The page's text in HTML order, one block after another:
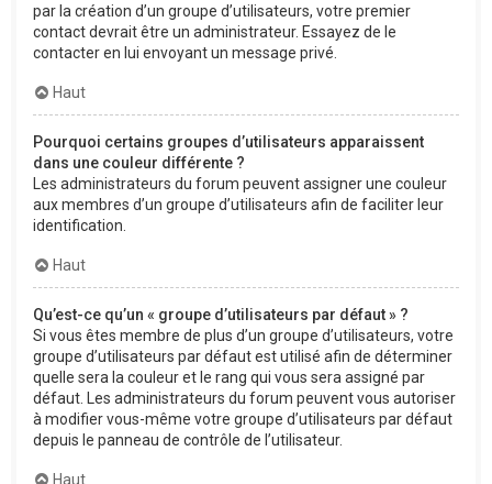
par la création d’un groupe d’utilisateurs, votre premier
contact devrait être un administrateur. Essayez de le
contacter en lui envoyant un message privé.
Haut
Pourquoi certains groupes d’utilisateurs apparaissent
dans une couleur différente ?
Les administrateurs du forum peuvent assigner une couleur
aux membres d’un groupe d’utilisateurs afin de faciliter leur
identification.
Haut
Qu’est-ce qu’un « groupe d’utilisateurs par défaut » ?
Si vous êtes membre de plus d’un groupe d’utilisateurs, votre
groupe d’utilisateurs par défaut est utilisé afin de déterminer
quelle sera la couleur et le rang qui vous sera assigné par
défaut. Les administrateurs du forum peuvent vous autoriser
à modifier vous-même votre groupe d’utilisateurs par défaut
depuis le panneau de contrôle de l’utilisateur.
Haut